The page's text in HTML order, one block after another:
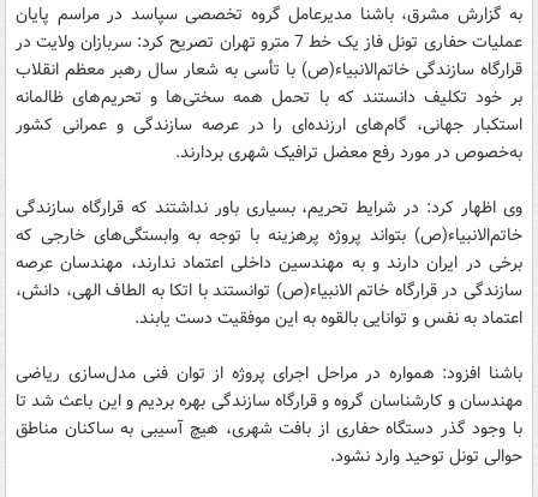
به گزارش مشرق، باشنا مدیرعامل گروه تخصصی سپاسد در مراسم پایان
عملیات حفاری تونل فاز یک خط 7 مترو تهران تصریح کرد: سربازان ولایت در
قرارگاه سازندگی خاتم‌الانبیاء(ص) با تأسی به شعار سال رهبر معظم انقلاب
بر خود تکلیف دانستند که با تحمل همه سختی‌ها و تحریم‌های ظالمانه
استکبار جهانی، گام‌های ارزنده‌ای را در عرصه سازندگی و عمرانی کشور
به‌خصوص در مورد رفع معضل ترافیک شهری بردارند.
وی اظهار کرد: در شرایط تحریم، بسیاری باور نداشتند که قرارگاه سازندگی
خاتم‌الانبیاء(ص) بتواند پروژه پرهزینه با توجه به وابستگی‌های خارجی که
برخی در ایران دارند و به مهندسین داخلی اعتماد ندارند، مهندسان عرصه
سازندگی در قرارگاه خاتم الانبیاء(ص) توانستند با اتکا به الطاف الهی، دانش،
اعتماد به نفس و توانایی بالقوه به این موفقیت دست یابند.
باشنا افزود: همواره در مراحل اجرای پروژه از توان فنی مدل‌سازی ریاضی
مهندسان و کارشناسان گروه و قرارگاه سازندگی بهره بردیم و این باعث شد تا
با وجود گذر دستگاه حفاری از بافت شهری، هیچ آسیبی به ساکنان مناطق
حوالی تونل توحید وارد نشود.